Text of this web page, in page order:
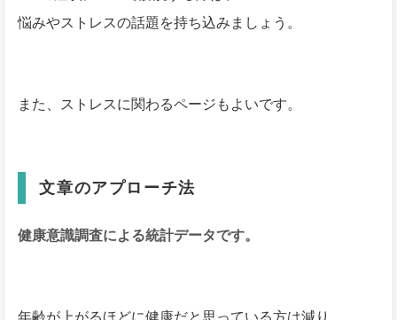
悩みやストレスの話題を持ち込みましょう。
また、ストレスに関わるページもよいです。
文章のアプローチ法
健康意識調査による統計データです。